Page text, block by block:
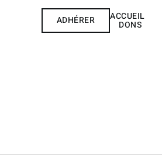
ADHÉRER ACCUEIL
DONS